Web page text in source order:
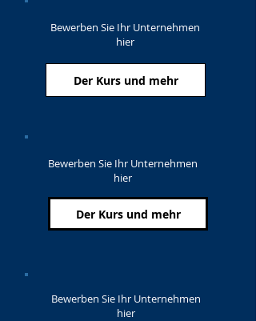
Bewerben Sie Ihr Unternehmen
hier
Der Kurs und mehr
Bewerben Sie Ihr Unternehmen
hier
Der Kurs und mehr
Bewerben Sie Ihr Unternehmen
hier